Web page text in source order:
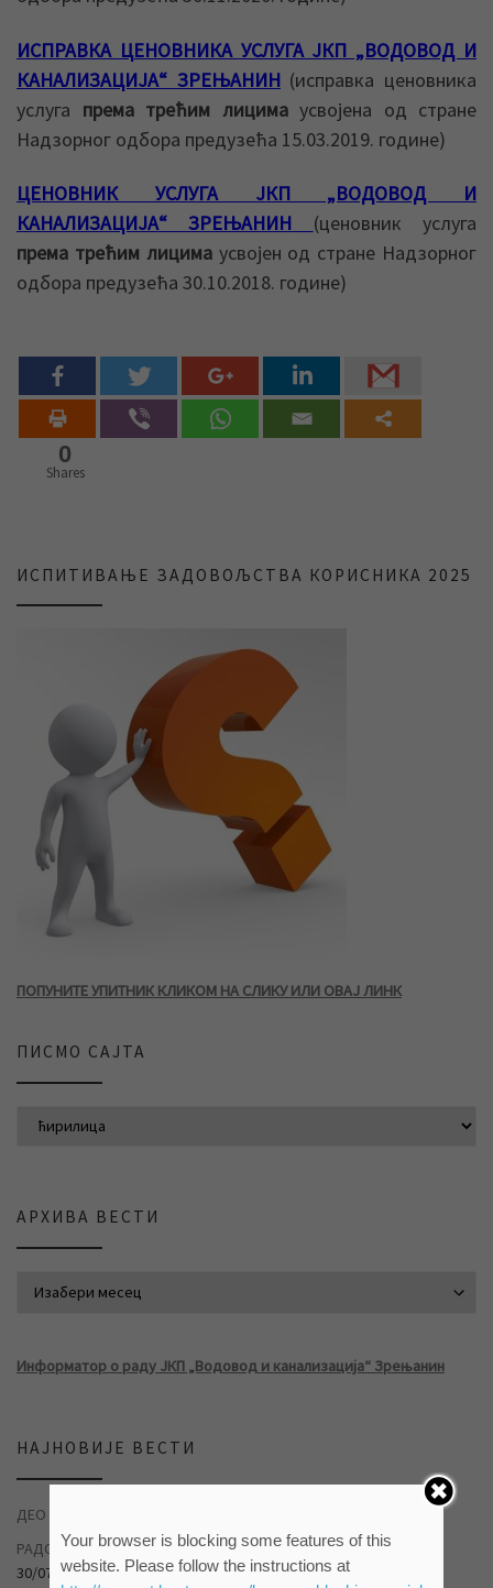
ИСПРАВКА ЦЕНОВНИКА УСЛУГА ЈКП „ВОДОВОД И
КАНАЛИЗАЦИЈА“ ЗРЕЊАНИН(исправка ценовника
услуга према трећим лицимаусвојена од стране
Надзорног одбора предузећа 15.03.2019. године)
ЦЕНОВНИК УСЛУГА ЈКП „ВОДОВОД И
КАНАЛИЗАЦИЈА“ ЗРЕЊАНИН
(ценовник услуга
према трећим лицимаусвојен од стране Надзорног
одбора предузећа 30.10.2018. године)
0
Shares
ИСПИТИВАЊЕ ЗАДОВОЉСТВА КОРИСНИКА 2025
ПОПУНИТЕ УПИТНИК КЛИКОМ НА СЛИКУ ИЛИ ОВАЈ ЛИНК
ПИСМО САЈТА
АРХИВА ВЕСТИ
Информатор о раду ЈКП „Водовод и канализација“ Зрењанин
НАЈНОВИЈЕ ВЕСТИ
ДЕО НАСЕЉА ДУВАНИКА БЕЗ ВОДЕ
РАДОВИ НА САНАЦИЈИ ХАВАРИЈЕ У САВЕЗНИЧКОЈ УЛИЦИ
30/07/2026
Your browser is blocking some features of this
website. Please follow the instructions at